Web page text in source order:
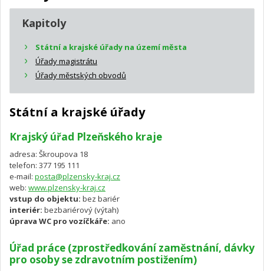
Kapitoly
Státní a krajské úřady na území města
Úřady magistrátu
Úřady městských obvodů
Státní a krajské úřady
Krajský úřad Plzeňského kraje
adresa: Škroupova 18
telefon: 377 195 111
e-mail: posta@plzensky-kraj.cz
web: www.plzensky-kraj.cz
vstup do objektu: bez bariér
interiér: bezbariérový (výtah)
úprava WC pro vozíčkáře: ano
Úřad práce (zprostředkování zaměstnání, dávky
pro osoby se zdravotním postižením)